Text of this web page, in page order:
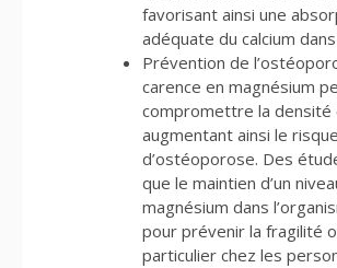
favorisant ainsi une
adéquate du calcium
Prévention de
carence en magnésium
compromettre la densité
augmentant ainsi le risque
d’ostéoporose. Des
que le maintien d’un
magnésium dans
pour prévenir la fragilité
particulier chez les